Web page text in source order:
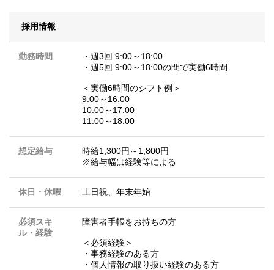
採用情報
勤務時間
・週3回 9:00～18:00
・週5回 9:00～18:00の間で実働6時間
＜実働6時間のシフト例＞
9:00～16:00
10:00～17:00
11:00～18:00
想定給与
時給1,300円～1,800円
※給与幅は経験等による
休日・休暇 土日祝、年末年始
必須スキ
ル・経験
障害者手帳をお持ちの方
＜必須経験＞
・事務経験のある方
・個人情報の取り扱い経験のある方